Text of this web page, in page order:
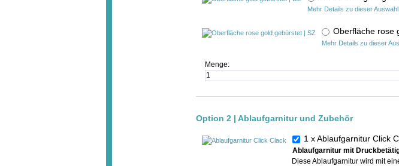
Mehr Details zu dieser Auswahl
Oberfläche rose
Mehr Details zu dieser
Menge:
Option 2 | Ablaufgarnitur und Zubehör
1 x Ablaufgarnitur Click
Ablaufgarnitur mit
Diese Ablaufgarnitur wird mit